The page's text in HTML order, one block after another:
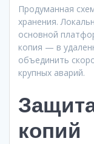
Продуманная
хранения.
основной
копия — в
объединить
крупных аварий.
копий